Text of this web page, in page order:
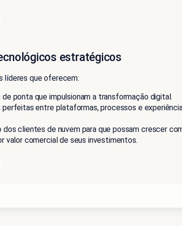
estratégicos
líderes que oferecem:
de ponta que impulsionam a transformação digital.
perfeitas entre plataformas, processos e
dos clientes de nuvem para que possam crescer
valor comercial de seus investimentos.